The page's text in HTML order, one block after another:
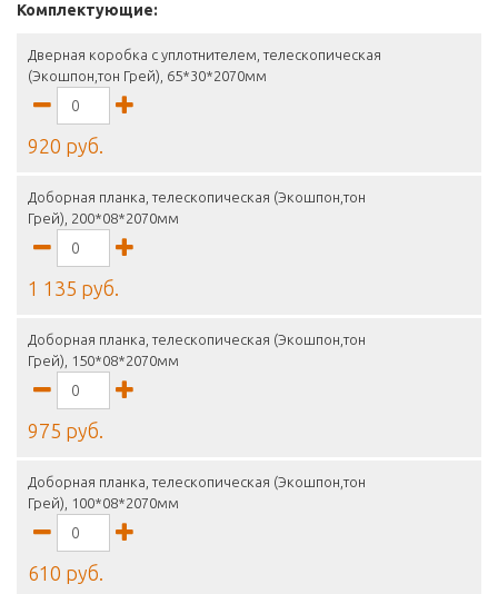
Комплектующие:
Дверная коробка с уплотнителем, телескопическая
(Экошпон,тон Грей), 65*30*2070мм
920 руб.
Доборная планка, телескопическая (Экошпон,тон
Грей), 200*08*2070мм
1 135 руб.
Доборная планка, телескопическая (Экошпон,тон
Грей), 150*08*2070мм
975 руб.
Доборная планка, телескопическая (Экошпон,тон
Грей), 100*08*2070мм
610 руб.